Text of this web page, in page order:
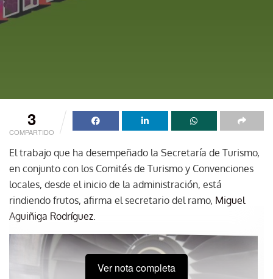
3
COMPARTIDO
El trabajo que ha desempeñado la Secretaría de Turismo,
en conjunto con los Comités de Turismo y Convenciones
locales, desde el inicio de la administración, está
rindiendo frutos, afirma el secretario del ramo, Miguel
Aguiñiga Rodríguez.
Ver nota completa